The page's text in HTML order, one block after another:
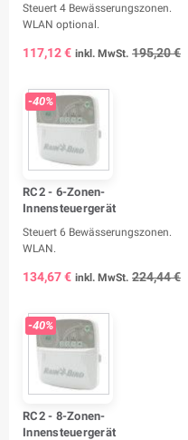
Steuert 4 Bewässerungszonen.
WLAN optional.
117,12 € inkl. MwSt. 195,20 €
-40%
RC2 - 6-Zonen-
Innensteuergerät
Steuert 6 Bewässerungszonen.
WLAN.
134,67 € inkl. MwSt. 224,44 €
-40%
RC2 - 8-Zonen-
Innensteuergerät